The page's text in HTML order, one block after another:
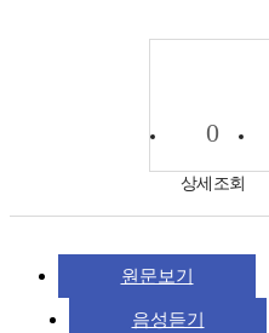
0
상세조회
원문보기
음성듣기